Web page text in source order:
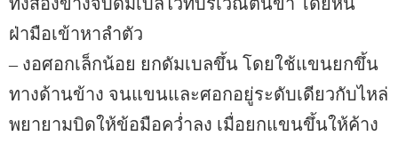
ฝ่ามือเข้าหาลำตัว
– งอศอกเล็กน้อย ยกดัมเบลขึ้น โดยใช้แขนยกขึ้น
ทางด้านข้าง จนแขนและศอกอยู่ระดับเดียวกับไหล่
พยายามบิดให้ข้อมือคว่ำลง เมื่อยกแขนขึ้นให้ค้าง